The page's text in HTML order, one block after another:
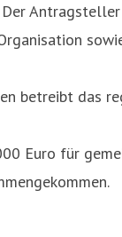
Der
betreibt das
Euro für